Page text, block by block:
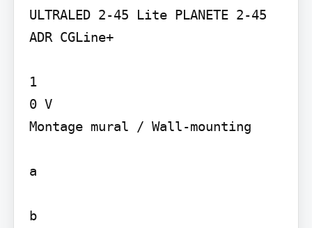
ULTRALED 2-45 Lite PLANETE 2-45
ADR CGLine+
1
0 V
Montage mural / Wall-mounting
a
b